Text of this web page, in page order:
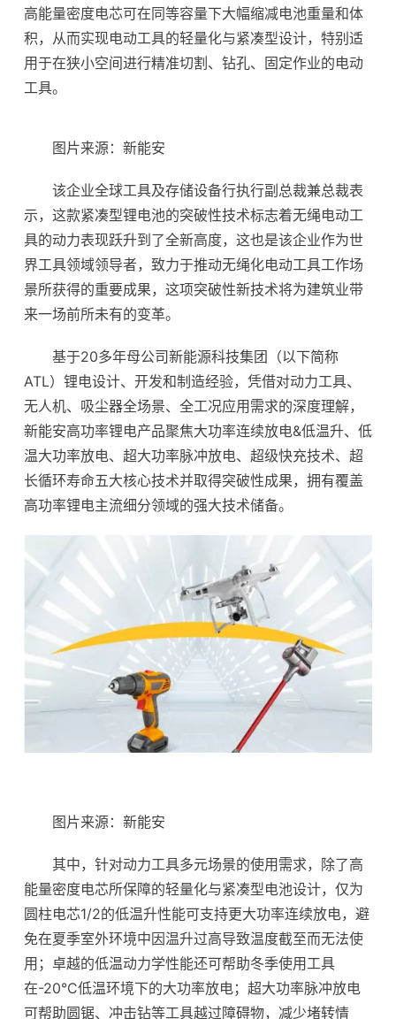
高能量密度电芯可在同等容量下大幅缩减电池重量和体
积，从而实现电动工具的轻量化与紧凑型设计，特别适
用于在狭小空间进行精准切割、钻孔、固定作业的电动
工具。
图片来源：新能安
该企业全球工具及存储设备行执行副总裁兼总裁表
示，这款紧凑型锂电池的突破性技术标志着无绳电动工
具的动力表现跃升到了全新高度，这也是该企业作为世
界工具领域领导者，致力于推动无绳化电动工具工作场
景所获得的重要成果，这项突破性新技术将为建筑业带
来一场前所未有的变革。
基于20多年母公司新能源科技集团（以下简称
ATL）锂电设计、开发和制造经验，凭借对动力工具、
无人机、吸尘器全场景、全工况应用需求的深度理解，
新能安高功率锂电产品聚焦大功率连续放电&低温升、低
温大功率放电、超大功率脉冲放电、超级快充技术、超
长循环寿命五大核心技术并取得突破性成果，拥有覆盖
高功率锂电主流细分领域的强大技术储备。
图片来源：新能安
其中，针对动力工具多元场景的使用需求，除了高
能量密度电芯所保障的轻量化与紧凑型电池设计，仅为
圆柱电芯1/2的低温升性能可支持更大功率连续放电，避
免在夏季室外环境中因温升过高导致温度截至而无法使
用；卓越的低温动力学性能还可帮助冬季使用工具
在-20°C低温环境下的大功率放电；超大功率脉冲放电
可帮助圆锯、冲击钻等工具越过障碍物，减少堵转情